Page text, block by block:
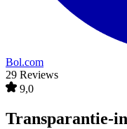
Bol.com
29 Reviews
9,0
Transparantie-